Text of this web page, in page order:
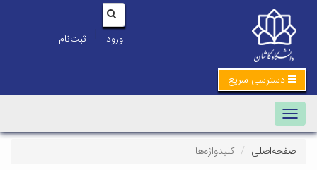
ورود | ثبت‌نام
دسترسی سریع
Toggle navigation
صفحه‌اصلی
کلیدواژه‌ها